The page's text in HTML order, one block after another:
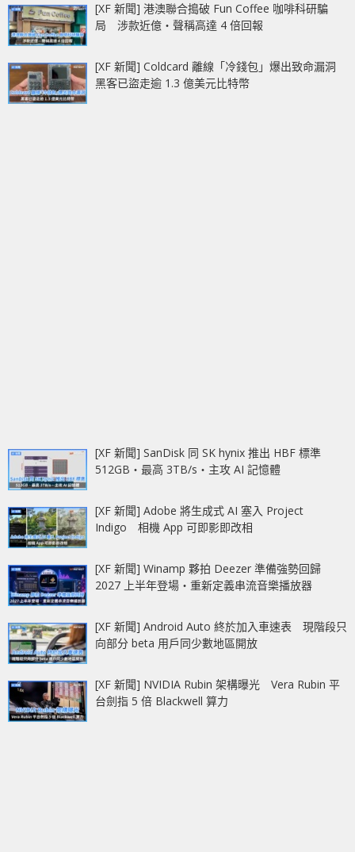
[XF 新聞] 港澳聯合搗破 Fun Coffee 咖啡科研騙
局 涉款近億‧聲稱高達 4 倍回報
[XF 新聞] Coldcard 離線「冷錢包」爆出致命漏洞
黑客已盜走逾 1.3 億美元比特幣
[XF 新聞] SanDisk 同 SK hynix 推出 HBF 標準
512GB‧最高 3TB/s‧主攻 AI 記憶體
[XF 新聞] Adobe 將生成式 AI 塞入 Project
Indigo 相機 App 可即影即改相
[XF 新聞] Winamp 夥拍 Deezer 準備強勢回歸
2027 上半年登場‧重新定義串流音樂播放器
[XF 新聞] Android Auto 終於加入車速表 現階段只
向部分 beta 用戶同少數地區開放
[XF 新聞] NVIDIA Rubin 架構曝光 Vera Rubin 平
台劍指 5 倍 Blackwell 算力